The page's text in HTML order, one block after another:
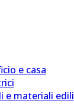
e casa
e materiali edili